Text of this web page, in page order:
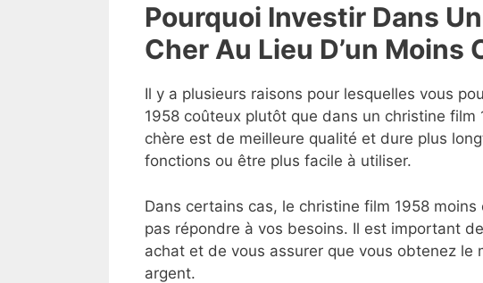
Pourquoi Investir Dans
Cher Au Lieu D’un Moins
Il y a plusieurs raisons pour lesquelles vous
1958 coûteux plutôt que dans un christine film
chère est de meilleure qualité et dure plus
fonctions ou être plus facile à utiliser.
Dans certains cas, le christine film 1958
pas répondre à vos besoins. Il est important
achat et de vous assurer que vous obtenez le
argent.